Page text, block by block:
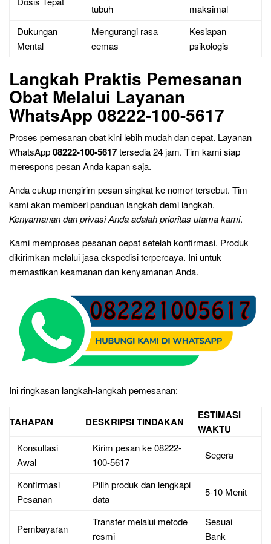
tubuh
maksimal
Dukungan
Mental
Mengurangi rasa
cemas
Kesiapan
psikologis
Langkah Praktis Pemesanan
Obat Melalui Layanan
WhatsApp 08222-100-5617
Proses pemesanan obat kini lebih mudah dan cepat. Layanan
WhatsApp08222-100-5617tersedia 24 jam. Tim kami siap
merespons pesan Anda kapan saja.
Anda cukup mengirim pesan singkat ke nomor tersebut. Tim
kami akan memberi panduan langkah demi langkah.
Kenyamanan dan privasi Anda adalah prioritas utama kami.
Kami memproses pesanan cepat setelah konfirmasi. Produk
dikirimkan melalui jasa ekspedisi terpercaya. Ini untuk
memastikan keamanan dan kenyamanan Anda.
Ini ringkasan langkah-langkah pemesanan:
TAHAPAN DESKRIPSI TINDAKAN
ESTIMASI
WAKTU
Konsultasi
Awal
Kirim pesan ke 08222-
100-5617
Segera
Konfirmasi
Pesanan
Pilih produk dan lengkapi
data
5-10 Menit
Pembayaran
Transfer melalui metode
resmi
Sesuai
Bank